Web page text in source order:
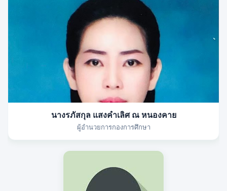
นางรภัสกุล แสงคำเลิศ ณ หนองคาย
ผู้อำนวยการกองการศึกษา